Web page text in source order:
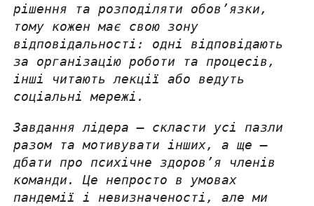
рішення та розподіляти обов’язки,
тому кожен має свою зону
відповідальності: одні відповідають
за організацію роботи та процесів,
інші читають лекції або ведуть
соціальні мережі.
Завдання лідера — скласти усі пазли
разом та мотивувати інших, а ще —
дбати про психічне здоров’я членів
команди. Це непросто в умовах
пандемії і невизначеності, але ми